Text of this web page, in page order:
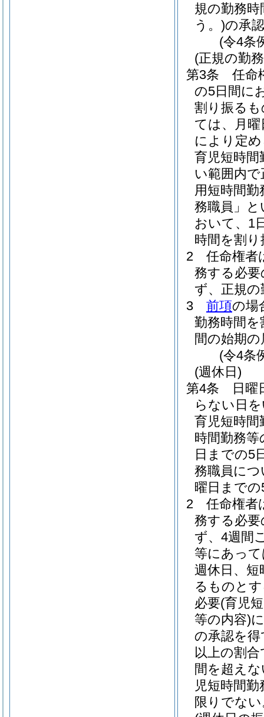
規の勤務
う。)の承
(令4条
(正規の勤
第3条
任命
の5日間に
割り振る
ては、月
により定
育児短時
い範囲内
用短時間
務職員」と
おいて、1
時間を割
2
任命権者
務する必
ず、正規
3
前項の場
勤務時間
間の始期
(令4条
(週休日)
第4条
日曜
らない日
育児短時
時間勤務
日までの5
務職員に
曜日まで
2
任命権者
務する必
ず、4週間
等にあっ
週休日、短
るものと
必要(育児
等の内容)
の承認を
以上の割
間を超え
児短時間
限りでな